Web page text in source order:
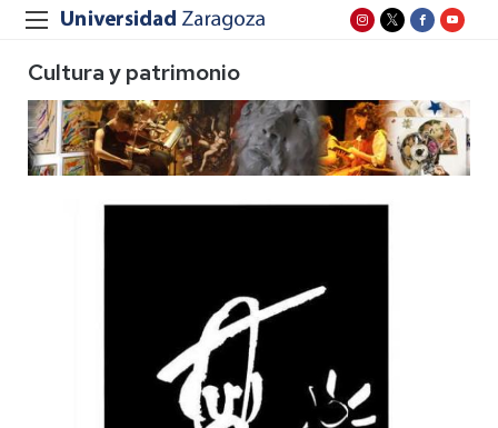
Cultura y patrimonio